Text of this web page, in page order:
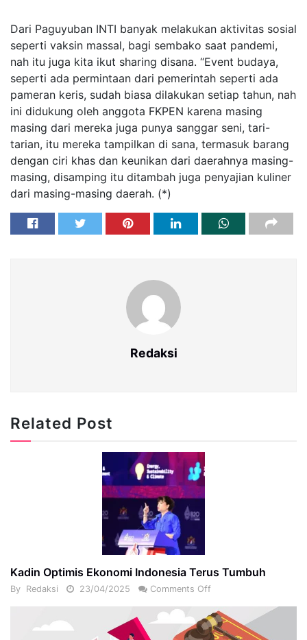
Dari Paguyuban INTI banyak melakukan aktivitas sosial
seperti vaksin massal, bagi sembako saat pandemi,
nah itu juga kita ikut sharing disana. “Event budaya,
seperti ada permintaan dari pemerintah seperti ada
pameran keris, sudah biasa dilakukan setiap tahun, nah
ini didukung oleh anggota FKPEN karena masing
masing dari mereka juga punya sanggar seni, tari-
tarian, itu mereka tampilkan di sana, termasuk barang
dengan ciri khas dan keunikan dari daerahnya masing-
masing, disamping itu ditambah juga penyajian kuliner
dari masing-masing daerah. (*)
Redaksi
Related Post
Kadin Optimis Ekonomi Indonesia Terus Tumbuh
By Redaksi 23/04/2025 Comments Off